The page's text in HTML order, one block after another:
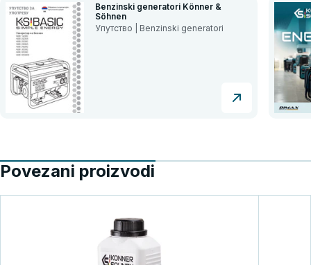
Benzinski generatori Könner &
Söhnen
Упутство | Benzinski generatori
Povezani proizvodi